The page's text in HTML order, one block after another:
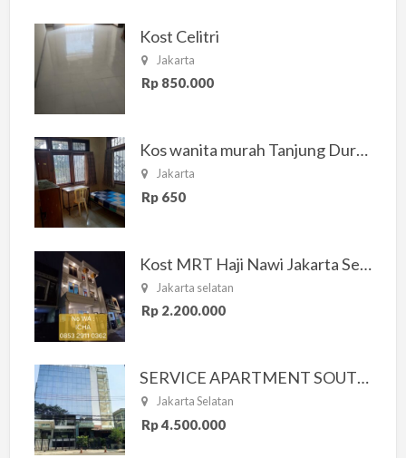
Kost Celitri
Jakarta
Rp 850.000
Kos wanita murah Tanjung Duren Jakarta Barat
Jakarta
Rp 650
Kost MRT Haji Nawi Jakarta Selatan
Jakarta selatan
Rp 2.200.000
SERVICE APARTMENT SOUTH RESIDENCE
Jakarta Selatan
Rp 4.500.000